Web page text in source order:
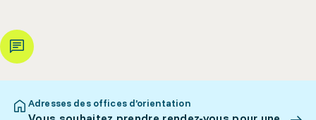
Adresses des offices d’orientation